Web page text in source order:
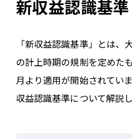
新収益認識基
「新収益認識基準」とは、
の計上時期の規制を定めた
月より適用が開始されてい
収益認識基準について解説し